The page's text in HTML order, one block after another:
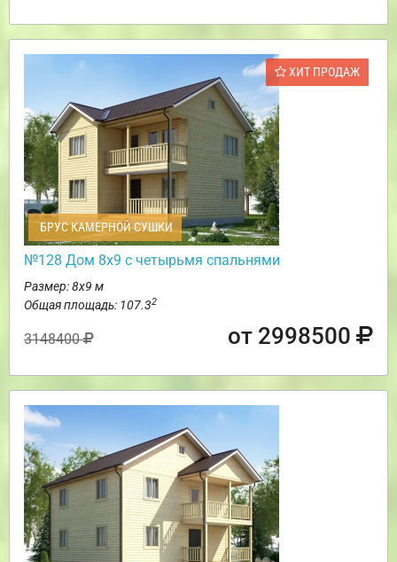
ХИТ ПРОДАЖ
БРУС КАМЕРНОЙ СУШКИ
№128 Дом 8х9 с четырьмя спальнями
Размер: 8х9 м
Общая площадь: 107.32
3148400 от 2998500